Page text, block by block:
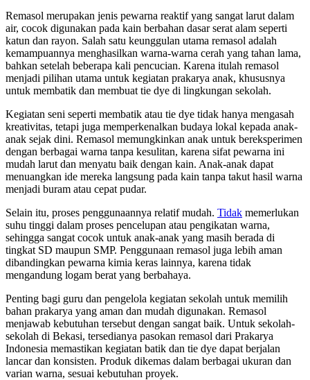
Remasol merupakan jenis pewarna reaktif yang sangat larut dalam
air, cocok digunakan pada kain berbahan dasar serat alam seperti
katun dan rayon. Salah satu keunggulan utama remasol adalah
kemampuannya menghasilkan warna-warna cerah yang tahan lama,
bahkan setelah beberapa kali pencucian. Karena itulah remasol
menjadi pilihan utama untuk kegiatan prakarya anak, khususnya
untuk membatik dan membuat tie dye di lingkungan sekolah.
Kegiatan seni seperti membatik atau tie dye tidak hanya mengasah
kreativitas, tetapi juga memperkenalkan budaya lokal kepada anak-
anak sejak dini. Remasol memungkinkan anak untuk bereksperimen
dengan berbagai warna tanpa kesulitan, karena sifat pewarna ini
mudah larut dan menyatu baik dengan kain. Anak-anak dapat
menuangkan ide mereka langsung pada kain tanpa takut hasil warna
menjadi buram atau cepat pudar.
Selain itu, proses penggunaannya relatif mudah. Tidak memerlukan
suhu tinggi dalam proses pencelupan atau pengikatan warna,
sehingga sangat cocok untuk anak-anak yang masih berada di
tingkat SD maupun SMP. Penggunaan remasol juga lebih aman
dibandingkan pewarna kimia keras lainnya, karena tidak
mengandung logam berat yang berbahaya.
Penting bagi guru dan pengelola kegiatan sekolah untuk memilih
bahan prakarya yang aman dan mudah digunakan. Remasol
menjawab kebutuhan tersebut dengan sangat baik. Untuk sekolah-
sekolah di Bekasi, tersedianya pasokan remasol dari Prakarya
Indonesia memastikan kegiatan batik dan tie dye dapat berjalan
lancar dan konsisten. Produk dikemas dalam berbagai ukuran dan
varian warna, sesuai kebutuhan proyek.